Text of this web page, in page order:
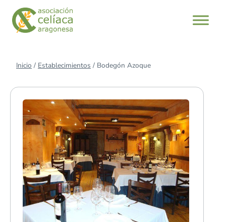
Saltar
contenido
Inicio / Establecimientos / Bodegón Azoque